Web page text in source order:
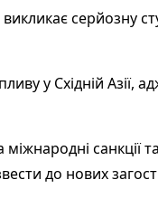
серйозну
у Східній Азії,
санкції
до нових